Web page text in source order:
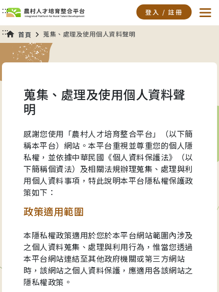
::: 登入 / 註冊
:::
主要內容開始
首頁 蒐集、處理及使用個人資料聲明
蒐集、處理及使用個人資料聲
明
感謝您使用「農村人才培育整合平台」（以下簡
稱本平台）網站。本平台重視並尊重您的個人隱
私權，並依據中華民國《個人資料保護法》（以
下簡稱個資法）及相關法規辦理蒐集、處理與利
用個人資料事項，特此說明本平台隱私權保護政
策如下：
政策適用範圍
本隱私權政策適用於您於本平台網站範圍內涉及
之個人資料蒐集、處理與利用行為，惟當您透過
本平台網站連結至其他政府機關或第三方網站
時，該網站之個人資料保護，應適用各該網站之
隱私權政策。